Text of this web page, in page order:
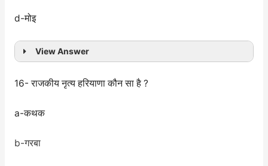
d-मोइ
View Answer
16- राजकीय नृत्य हरियाणा कौन सा है ?
a-कथक
b-गरबा